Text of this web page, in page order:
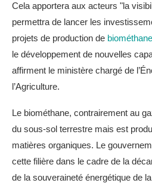
Cela apportera aux acteurs "la
permettra de lancer les
projets de production de biométhane
le développement de nouvelles
affirment le ministère chargé de
l’Agriculture.
Le biométhane, contrairement au
du sous-sol terrestre mais est
matières organiques. Le
cette filière dans le cadre de la
de la souveraineté énergétique de